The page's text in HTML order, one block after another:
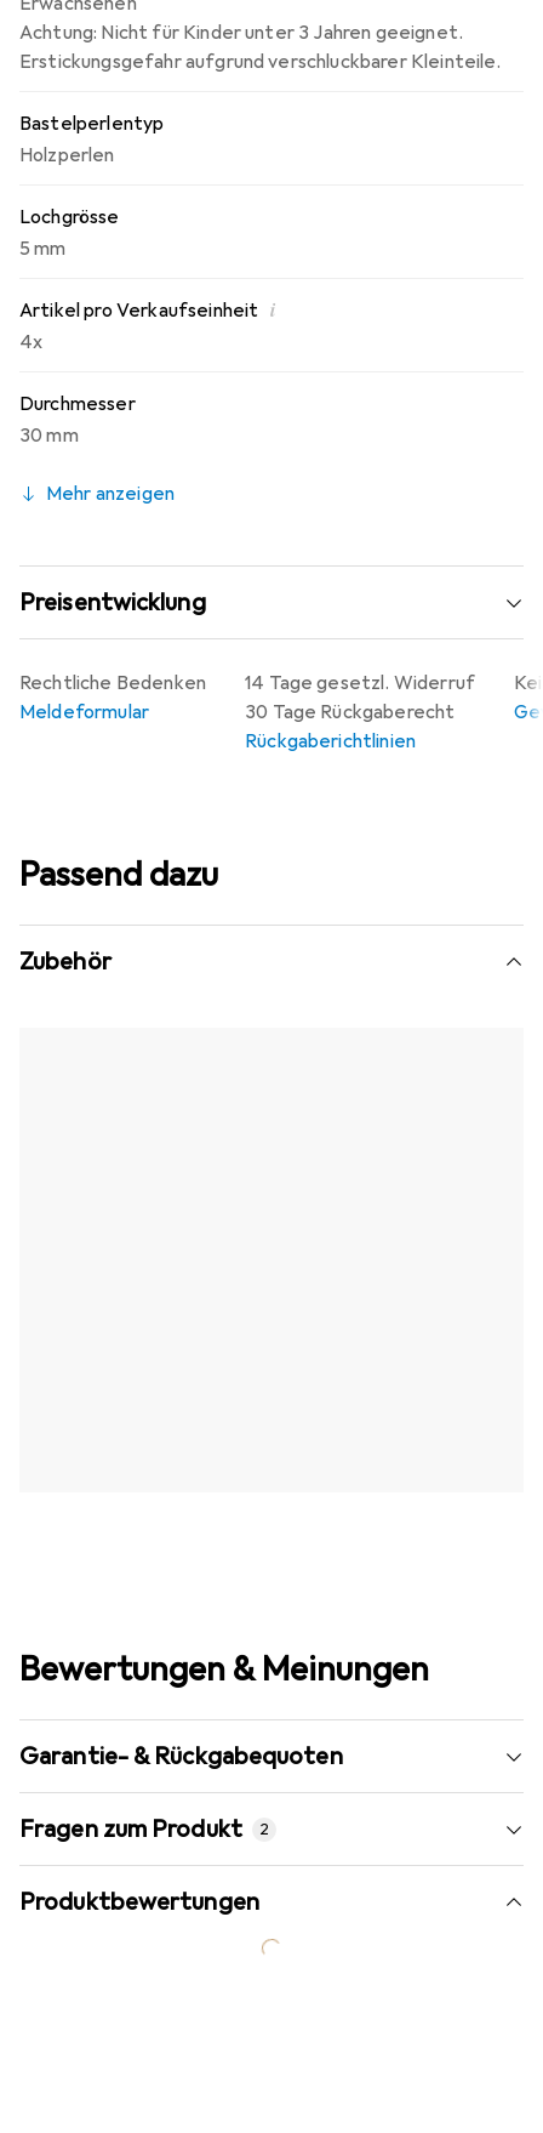
Achtung: Nicht für Kinder unter 3 Jahren geeignet.
Erstickungsgefahr aufgrund verschluckbarer Kleinteile.
Bastelperlentyp
Holzperlen
Lochgrösse
5 mm
Artikel pro Verkaufseinheit i
4x
Durchmesser
30 mm
Mehr anzeigen
Preisentwicklung
14 Tage gesetzl. Widerruf
30 Tage Rückgaberecht
Rückgaberichtlinien
Rechtliche Bedenken
Meldeformular
Passend dazu
Zubehör
Bewertungen & Meinungen
Garantie- & Rückgabequoten
Fragen zum Produkt 2
Produktbewertungen